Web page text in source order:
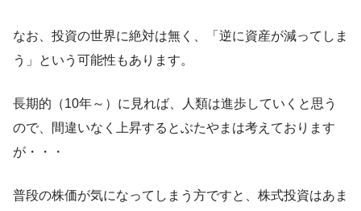
なお、投資の世界に絶対は無く、「逆に資産が減ってしま
う」という可能性もあります。
長期的（10年～）に見れば、人類は進歩していくと思う
ので、間違いなく上昇するとぶたやまは考えております
が・・・
普段の株価が気になってしまう方ですと、株式投資はあま